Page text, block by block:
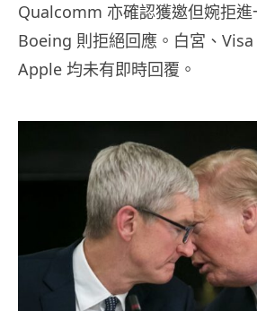
Qualcomm 亦確認獲邀但婉拒
Boeing 則拒絕回應。白宮、
Apple 均未有即時回覆。